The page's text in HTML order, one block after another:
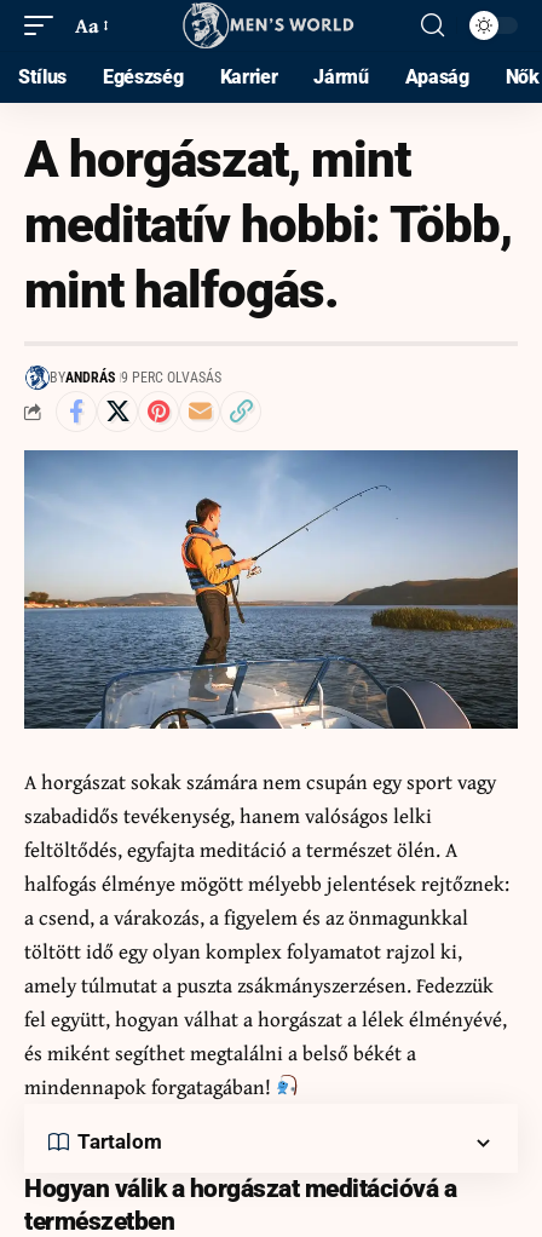
Aa
Stílus Egészség Karrier Jármű Apaság Nők
A horgászat, mint
meditatív hobbi: Több,
mint halfogás.
BYANDRÁS 9 PERC OLVASÁS
A horgászat sokak számára nem csupán egy sport vagy
szabadidős tevékenység, hanem valóságos lelki
feltöltődés, egyfajta meditáció a természet ölén. A
halfogás élménye mögött mélyebb jelentések rejtőznek:
a csend, a várakozás, a figyelem és az önmagunkkal
töltött idő egy olyan komplex folyamatot rajzol ki,
amely túlmutat a puszta zsákmányszerzésen. Fedezzük
fel együtt, hogyan válhat a horgászat a lélek élményévé,
és miként segíthet megtalálni a belső békét a
mindennapok forgatagában!
Tartalom
Hogyan válik a horgászat meditációvá a
természetben